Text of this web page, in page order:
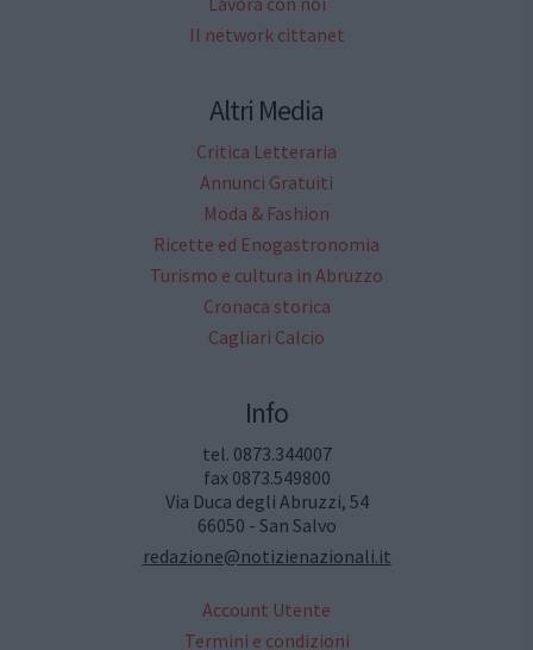
Il network cittanet
Altri Media
Critica Letteraria
Annunci Gratuiti
Moda & Fashion
Ricette ed Enogastronomia
Turismo e cultura in Abruzzo
Cronaca storica
Cagliari Calcio
Info
tel. 0873.344007
fax 0873.549800
Via Duca degli Abruzzi, 54
66050 - San Salvo
redazione@notizienazionali.it
Account Utente
Termini e condizioni